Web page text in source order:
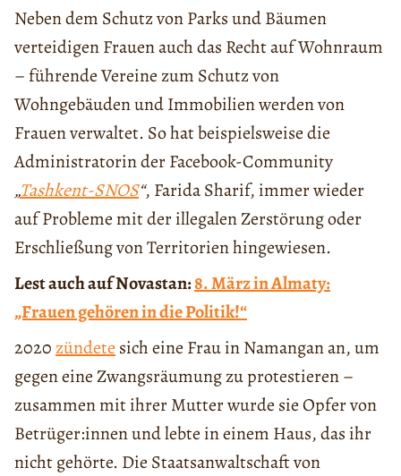
Neben dem Schutz von Parks und Bäumen
verteidigen Frauen auch das Recht auf Wohnraum
– führende Vereine zum Schutz von
Wohngebäuden und Immobilien werden von
Frauen verwaltet. So hat beispielsweise die
Administratorin der Facebook-Community
„Tashkent-SNOS“, Farida Sharif, immer wieder
auf Probleme mit der illegalen Zerstörung oder
Erschließung von Territorien hingewiesen.
Lest auch auf Novastan:8. März in Almaty:
„Frauen gehören in die Politik!“
2020zündete sich eine Frau in Namangan an, um
gegen eine Zwangsräumung zu protestieren –
zusammen mit ihrer Mutter wurde sie Opfer von
Betrüger:innen und lebte in einem Haus, das ihr
nicht gehörte. Die Staatsanwaltschaft von